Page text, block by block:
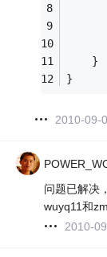
    }
}
2010-09-
问题已解决
wuyq11和
2010-